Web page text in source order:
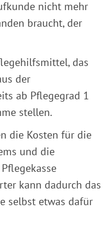
nicht mehr
braucht, der
das
der
ab Pflegegrad 1
stellen.
die Kosten für die
und die
kann dadurch das
selbst etwas dafür